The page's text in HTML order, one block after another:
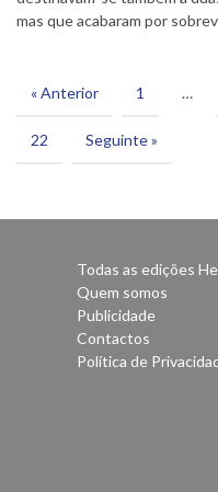
mas que acabaram por
« Anterior 1 …
22 Seguinte »
Todas as edições
Quem somos
Publicidade
Contactos
Política de